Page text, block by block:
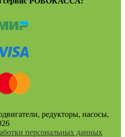
редукторы, насосы,
персональных данных